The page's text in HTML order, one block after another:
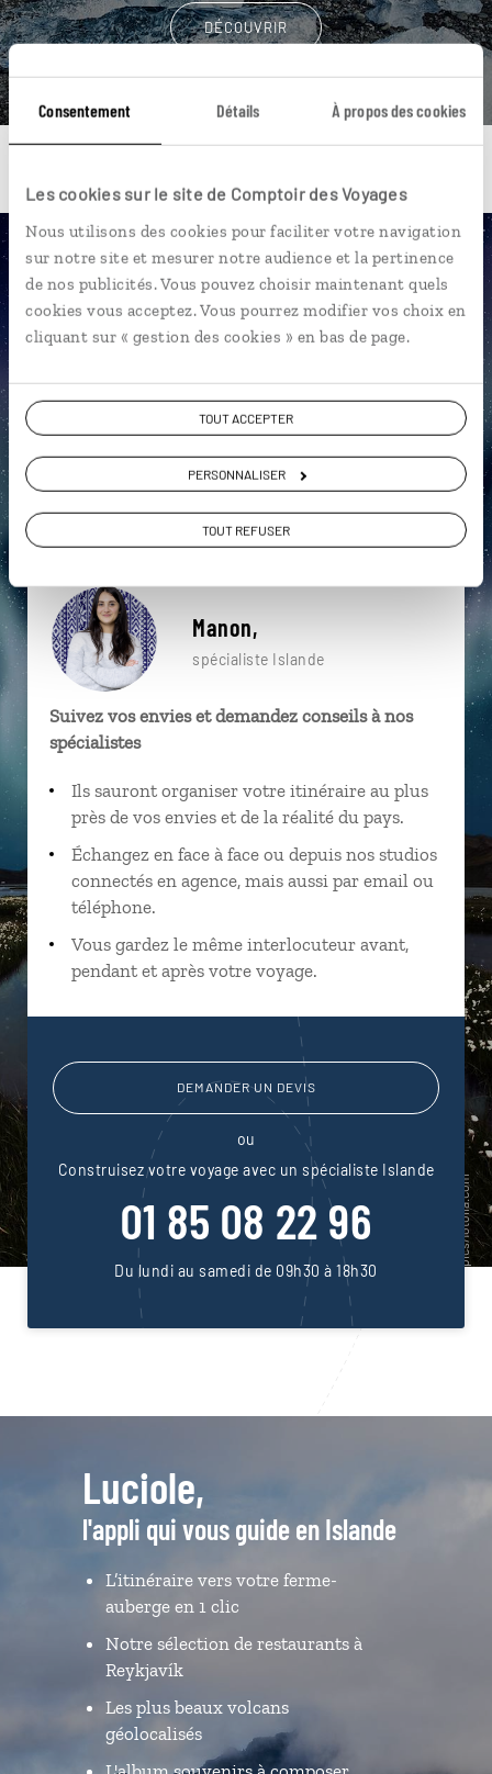
Consentement Détails À propos des cookies
Les cookies sur le site de Comptoir des Voyages
Nous utilisons des cookies pour faciliter votre navigation
sur notre site et mesurer notre audience et la pertinence
de nos publicités. Vous pouvez choisir maintenant quels
cookies vous acceptez. Vous pourrez modifier vos choix en
cliquant sur « gestion des cookies » en bas de page.
TOUT ACCEPTER
PERSONNALISER
TOUT REFUSER
DÉCOUVRIR
Une envie de voyage
particulière ?
Cap Ingolfshofdi
Blue Lagoon Dettifoss Borgarnes
Manon,
spécialiste Islande
Suivez vos envies et demandez conseils à nos
spécialistes
Ils sauront organiser votre itinéraire au plus
près de vos envies et de la réalité du pays.
Échangez en face à face ou depuis nos studios
connectés en agence, mais aussi par email ou
téléphone.
Vous gardez le même interlocuteur avant,
pendant et après votre voyage.
DEMANDER UN DEVIS
ou
Construisez votre voyage avec un spécialiste Islande
01 85 08 22 96
Du lundi au samedi de 09h30 à 18h30
Luciole,
l'appli qui vous guide en Islande
L’itinéraire vers votre ferme-
auberge en 1 clic
Notre sélection de restaurants à
Reykjavík
Les plus beaux volcans
géolocalisés